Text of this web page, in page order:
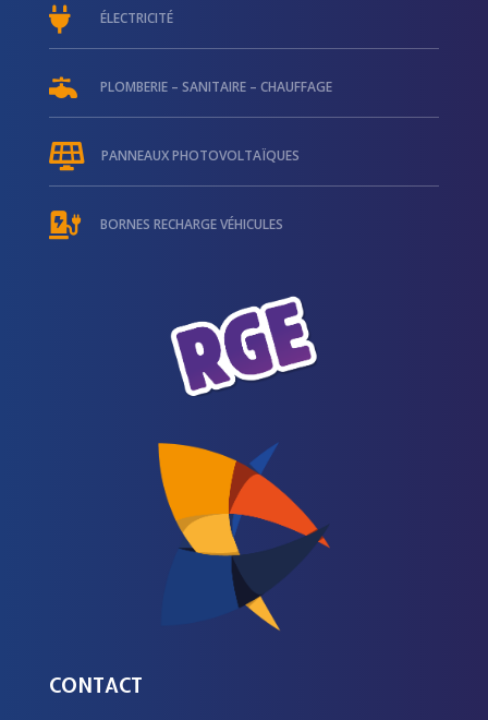
 ÉLECTRICITÉ
 PLOMBERIE – SANITAIRE – CHAUFFAGE
 PANNEAUX PHOTOVOLTAÏQUES
 BORNES RECHARGE VÉHICULES
CONTACT